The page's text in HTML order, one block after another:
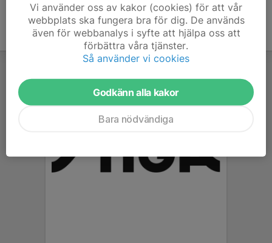
Vi använder oss av kakor (cookies) för att vår
webbplats ska fungera bra för dig. De används
även för webbanalys i syfte att hjälpa oss att
förbättra våra tjänster.
Så använder vi cookies
Godkänn alla kakor
Bara nödvändiga